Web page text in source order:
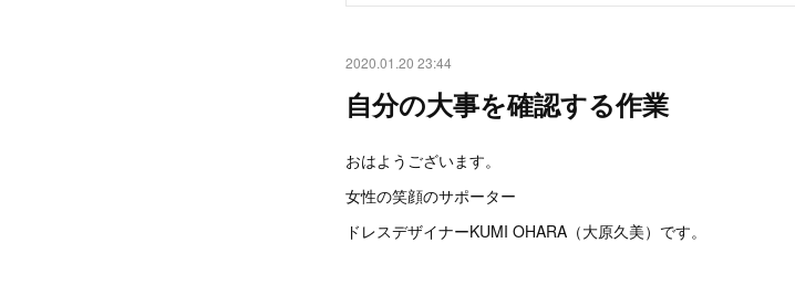
2020.01.20 23:44
自分の大事を確認する作業
おはようございます。
女性の笑顔のサポーター
ドレスデザイナーKUMI OHARA（大原久美）です。